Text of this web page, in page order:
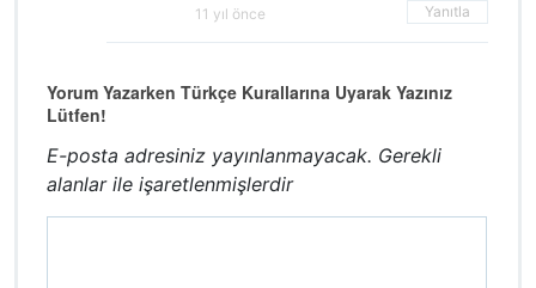
11 yıl önce Yanıtla
Yorum Yazarken Türkçe Kurallarına Uyarak Yazınız
Lütfen!
E-posta adresiniz yayınlanmayacak. Gerekli
alanlar ile işaretlenmişlerdir